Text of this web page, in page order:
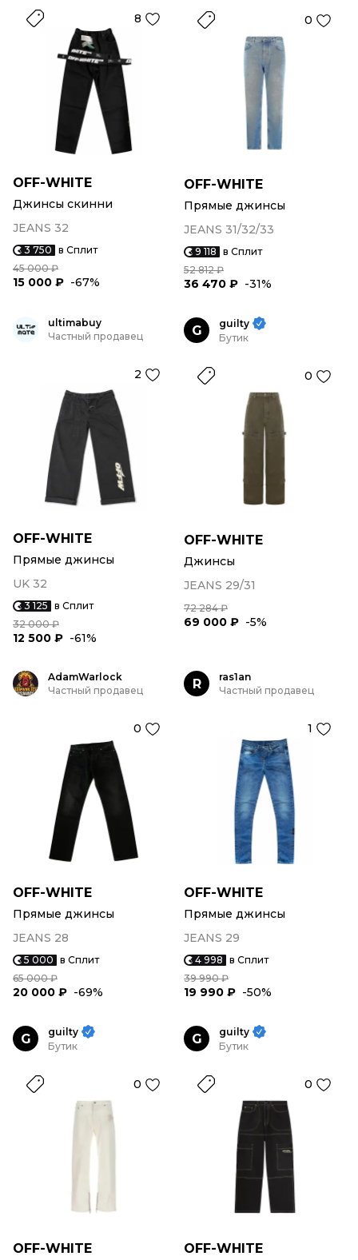
8
OFF-WHITE
Джинсы скинни
JEANS 32
3 750 в Сплит
45 000 ₽
15 000 ₽ -67%
0
OFF-WHITE
Прямые джинсы
JEANS 31/32/33
9 118 в Сплит
52 812 ₽
36 470 ₽ -31%
ultimabuy
Частный продавец
2
OFF-WHITE
Прямые джинсы
UK 32
3 125 в Сплит
32 000 ₽
12 500 ₽ -61%
G
guilty
Бутик
0
OFF-WHITE
Джинсы
JEANS 29/31
72 284 ₽
69 000 ₽ -5%
AdamWarlock
Частный продавец
0
OFF-WHITE
Прямые джинсы
JEANS 28
5 000 в Сплит
65 000 ₽
20 000 ₽ -69%
R
ras1an
Частный продавец
1
OFF-WHITE
Прямые джинсы
JEANS 29
4 998 в Сплит
39 990 ₽
19 990 ₽ -50%
G
guilty
Бутик
0
OFF-WHITE
G
guilty
Бутик
0
OFF-WHITE